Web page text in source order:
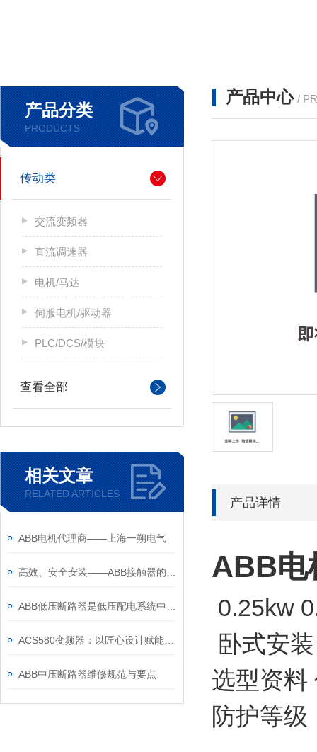
产品分类
PRODUCTS
传动类
交流变频器
直流调速器
电机/马达
伺服电机/驱动器
PLC/DCS/模块
查看全部
相关文章
RELATED ARTICLES
ABB电机代理商——上海一朔电气
ABB中压断路器维修规范与要点
产品中心 /
产品详情
ABB
0.25kw
卧式安
选型资料
防护等级